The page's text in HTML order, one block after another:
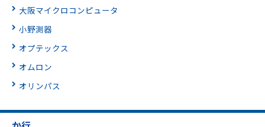
大阪マイクロコンピュータ
小野測器
オプテックス
オムロン
オリンパス